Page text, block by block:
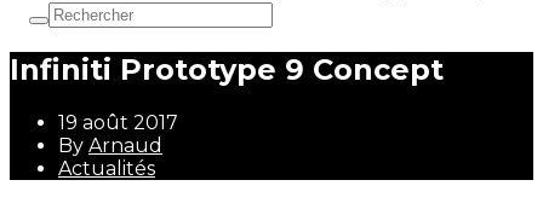
Infiniti Prototype 9 Concept
19 août 2017
By Arnaud
Actualités